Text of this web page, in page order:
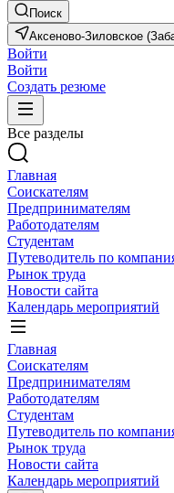
Поиск
Аксеново-Зиловское
Войти
Войти
Создать резюме
Все разделы
Главная
Соискателям
Предпринимателям
Работодателям
Студентам
Путеводитель по
Рынок труда
Новости сайта
Календарь мероприятий
Главная
Соискателям
Предпринимателям
Работодателям
Студентам
Путеводитель по
Рынок труда
Новости сайта
Календарь мероприятий